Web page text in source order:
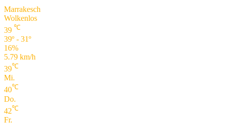
Marrakesch
Wolkenlos
39 ℃
39º - 31º
16%
5.79 km/h
39℃
Mi.
40℃
Do.
42℃
Fr.